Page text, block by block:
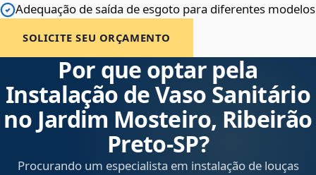
Adequação de saída de esgoto para diferentes modelos
SOLICITE SEU ORÇAMENTO
Por que optar pela
Instalação de Vaso Sanitário
no Jardim Mosteiro, Ribeirão
Preto‑SP?
Procurando um especialista em instalação de louças